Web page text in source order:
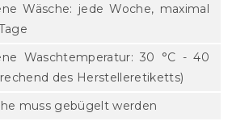
Wäsche: jede Woche, maximal
Waschtemperatur: 30 °C - 40
des Herstelleretiketts)
muss gebügelt werden